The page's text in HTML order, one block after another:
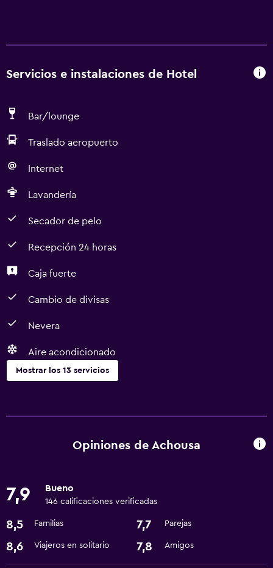
Servicios e instalaciones de Hotel
Bar/lounge
Traslado aeropuerto
Internet
Lavandería
Secador de pelo
Recepción 24 horas
Caja fuerte
Cambio de divisas
Nevera
Aire acondicionado
Mostrar los 13 servicios
Bar/lounge
Cambio de divisas
Servicios básicos
Internet
Opiniones de Achousa
7,9 Bueno
146 calificaciones verificadas
8,5 Familias 7,7 Parejas
8,6 Viajeros en solitario 7,8 Amigos